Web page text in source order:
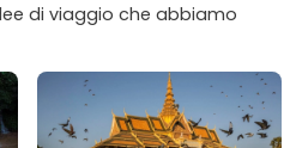
di viaggio che abbiamo